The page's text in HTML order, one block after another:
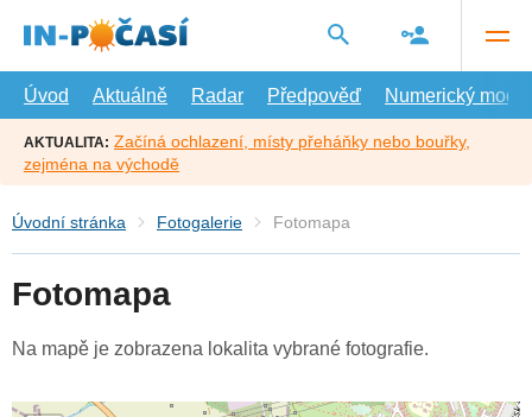
hlavní
Úvod
Aktuálně Radar Předpověď Numerický model
AKTUALITA: Začíná ochlazení, místy přeháňky nebo bouřky,
zejména na východě
Úvodní stránka Fotogalerie Fotomapa
Fotomapa
Na mapě je zobrazena lokalita vybrané fotografie.